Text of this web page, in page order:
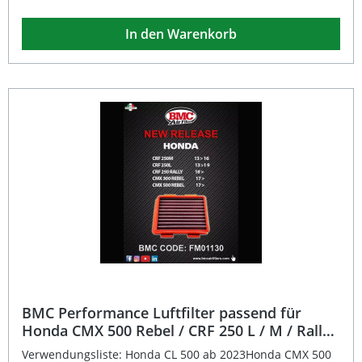
Gummirahmen, einem speziellen Baumwollgewebe und
einem mit Epoxid behandelten Aluminiumnetz wird eine
hohe Lebensdauer und maximale Filterleistung erzielt.
Das Öl mit geringer Klebrigkeit bindet zuverlässig
zu herkömmlichen Papierfiltern deutlich erhöht wird.
Dadurch profitieren Sie von einer optimalen Verbrennung,
besserem Ansprechverhalten und einer längeren
Lebensdauer des Motors. Zusätzlich ist der Filter
waschbar und somit wiederverwendbar, was ihn
besonders nachhaltig macht. Erhöhter Luftdurchsatz für
mehr Motorleistung Wiederverwendbar dank waschbarem
hohe Beständigkeit Rennsporterprobte Technologie für
den Straßenbetrieb Lieferumfang: 1 x BMC Performance
Luftfilter passend für Honda ADV 350 / NSS FORZA 250 -
In den Warenkorb
BMC Performance Luftfilter passend für
Honda CMX 500 Rebel / CRF 250 L / M / Rally /
CL 500
Verwendungsliste: Honda CL 500 ab 2023Honda CMX 500